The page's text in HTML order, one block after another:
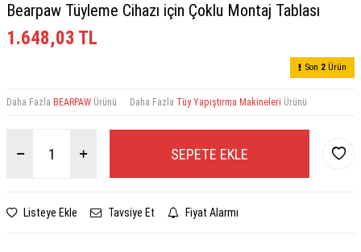
Bearpaw Tüyleme Cihazı için Çoklu Montaj Tablası
1.648,03 TL
Son 2 Ürün
Daha Fazla BEARPAW Ürünü Daha Fazla Tüy Yapıştırma Makineleri Ürünü
SEPETE EKLE
Listeye Ekle Tavsiye Et Fiyat Alarmı